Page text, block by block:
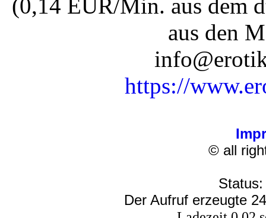
(0,14 EUR/Min. aus dem
aus den
https://
© all
Der Aufruf erzeugte